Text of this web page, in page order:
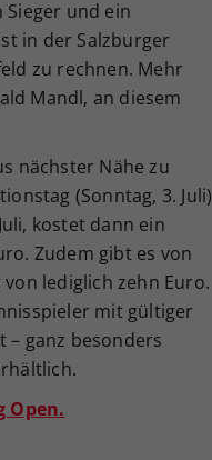
Sieger und ein
in der Salzburger
zu rechnen. Mehr
Mandl, an diesem
nächster Nähe zu
(Sonntag, 3. Juli)
kostet dann ein
Zudem gibt es von
lediglich zehn Euro.
mit gültiger
– ganz besonders
Open.